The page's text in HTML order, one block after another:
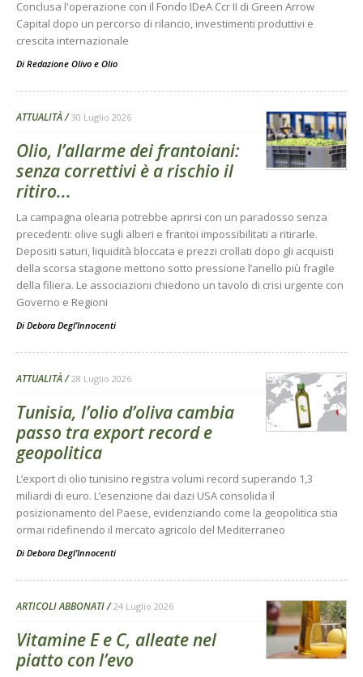
Conclusa l'operazione con il Fondo IDeA Ccr II di Green Arrow
Capital dopo un percorso di rilancio, investimenti produttivi e
crescita internazionale
Di Redazione Olivo e Olio
ATTUALITÀ 30 Luglio 2026
Olio, l’allarme dei frantoiani:
senza correttivi è a rischio il
ritiro...
La campagna olearia potrebbe aprirsi con un paradosso senza
precedenti: olive sugli alberi e frantoi impossibilitati a ritirarle.
Depositi saturi, liquidità bloccata e prezzi crollati dopo gli acquisti
della scorsa stagione mettono sotto pressione l’anello più fragile
della filiera. Le associazioni chiedono un tavolo di crisi urgente con
Governo e Regioni
Di Debora Degl’Innocenti
ATTUALITÀ 28 Luglio 2026
Tunisia, l’olio d’oliva cambia
passo tra export record e
geopolitica
L’export di olio tunisino registra volumi record superando 1,3
miliardi di euro. L’esenzione dai dazi USA consolida il
posizionamento del Paese, evidenziando come la geopolitica stia
ormai ridefinendo il mercato agricolo del Mediterraneo
Di Debora Degl’Innocenti
ARTICOLI ABBONATI 24 Luglio 2026
Vitamine E e C, alleate nel
piatto con l’evo